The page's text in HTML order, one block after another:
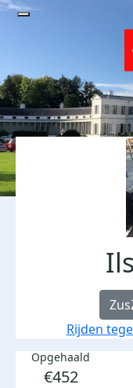
Rijden
Opgehaald
€452